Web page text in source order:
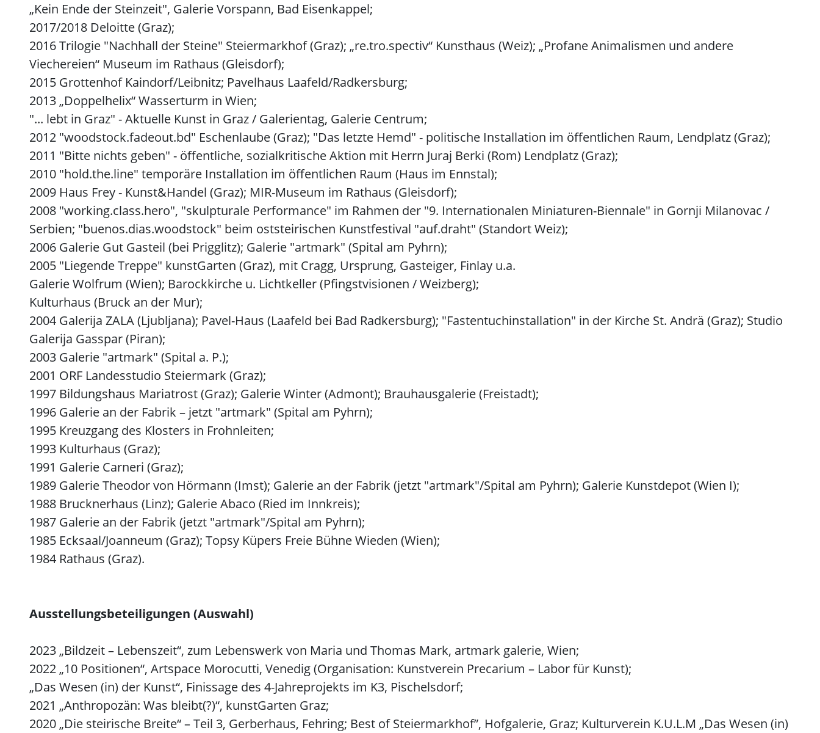
„Kein Ende der Steinzeit", Galerie Vorspann, Bad Eisenkappel;
2017/2018 Deloitte (Graz);
2016 Trilogie "Nachhall der Steine" Steiermarkhof (Graz); „re.tro.spectiv“ Kunsthaus (Weiz); „Profane Animalismen und andere
Viechereien“ Museum im Rathaus (Gleisdorf);
2015 Grottenhof Kaindorf/Leibnitz; Pavelhaus Laafeld/Radkersburg;
2013 „Doppelhelix“ Wasserturm in Wien;
"... lebt in Graz" - Aktuelle Kunst in Graz / Galerientag, Galerie Centrum;
2012 "woodstock.fadeout.bd" Eschenlaube (Graz); "Das letzte Hemd" - politische Installation im öffentlichen Raum, Lendplatz (Graz);
2011 "Bitte nichts geben" - öffentliche, sozialkritische Aktion mit Herrn Juraj Berki (Rom) Lendplatz (Graz);
2010 "hold.the.line" temporäre Installation im öffentlichen Raum (Haus im Ennstal);
2009 Haus Frey - Kunst&Handel (Graz); MIR-Museum im Rathaus (Gleisdorf);
2008 "working.class.hero", "skulpturale Performance" im Rahmen der "9. Internationalen Miniaturen-Biennale" in Gornji Milanovac /
Serbien; "buenos.dias.woodstock" beim oststeirischen Kunstfestival "auf.draht" (Standort Weiz);
2006 Galerie Gut Gasteil (bei Prigglitz); Galerie "artmark" (Spital am Pyhrn);
2005 "Liegende Treppe" kunstGarten (Graz), mit Cragg, Ursprung, Gasteiger, Finlay u.a.
Galerie Wolfrum (Wien); Barockkirche u. Lichtkeller (Pfingstvisionen / Weizberg);
Kulturhaus (Bruck an der Mur);
2004 Galerija ZALA (Ljubljana); Pavel-Haus (Laafeld bei Bad Radkersburg); "Fastentuchinstallation" in der Kirche St. Andrä (Graz); Studio
Galerija Gasspar (Piran);
2003 Galerie "artmark" (Spital a. P.);
2001 ORF Landesstudio Steiermark (Graz);
1997 Bildungshaus Mariatrost (Graz); Galerie Winter (Admont); Brauhausgalerie (Freistadt);
1996 Galerie an der Fabrik – jetzt "artmark" (Spital am Pyhrn);
1995 Kreuzgang des Klosters in Frohnleiten;
1993 Kulturhaus (Graz);
1991 Galerie Carneri (Graz);
1989 Galerie Theodor von Hörmann (Imst); Galerie an der Fabrik (jetzt "artmark"/Spital am Pyhrn); Galerie Kunstdepot (Wien I);
1988 Brucknerhaus (Linz); Galerie Abaco (Ried im Innkreis);
1987 Galerie an der Fabrik (jetzt "artmark"/Spital am Pyhrn);
1985 Ecksaal/Joanneum (Graz); Topsy Küpers Freie Bühne Wieden (Wien);
1984 Rathaus (Graz).
Ausstellungsbeteiligungen (Auswahl)
2023 „Bildzeit – Lebenszeit“, zum Lebenswerk von Maria und Thomas Mark, artmark galerie, Wien;
2022 „10 Positionen“, Artspace Morocutti, Venedig (Organisation: Kunstverein Precarium – Labor für Kunst);
„Das Wesen (in) der Kunst“, Finissage des 4-Jahreprojekts im K3, Pischelsdorf;
2021 „Anthropozän: Was bleibt(?)“, kunstGarten Graz;
2020 „Die steirische Breite“ – Teil 3, Gerberhaus, Fehring; Best of Steiermarkhof”, Hofgalerie, Graz; Kulturverein K.U.L.M „Das Wesen (in)